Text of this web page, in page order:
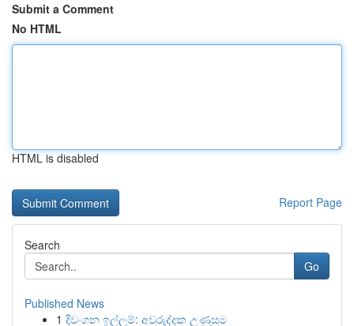
Submit a Comment
No HTML
HTML is disabled
Report Page
Search
Go
Published News
1 දිවංගන ඉල්ලුම්: අවුරුද්දක උණුසුම